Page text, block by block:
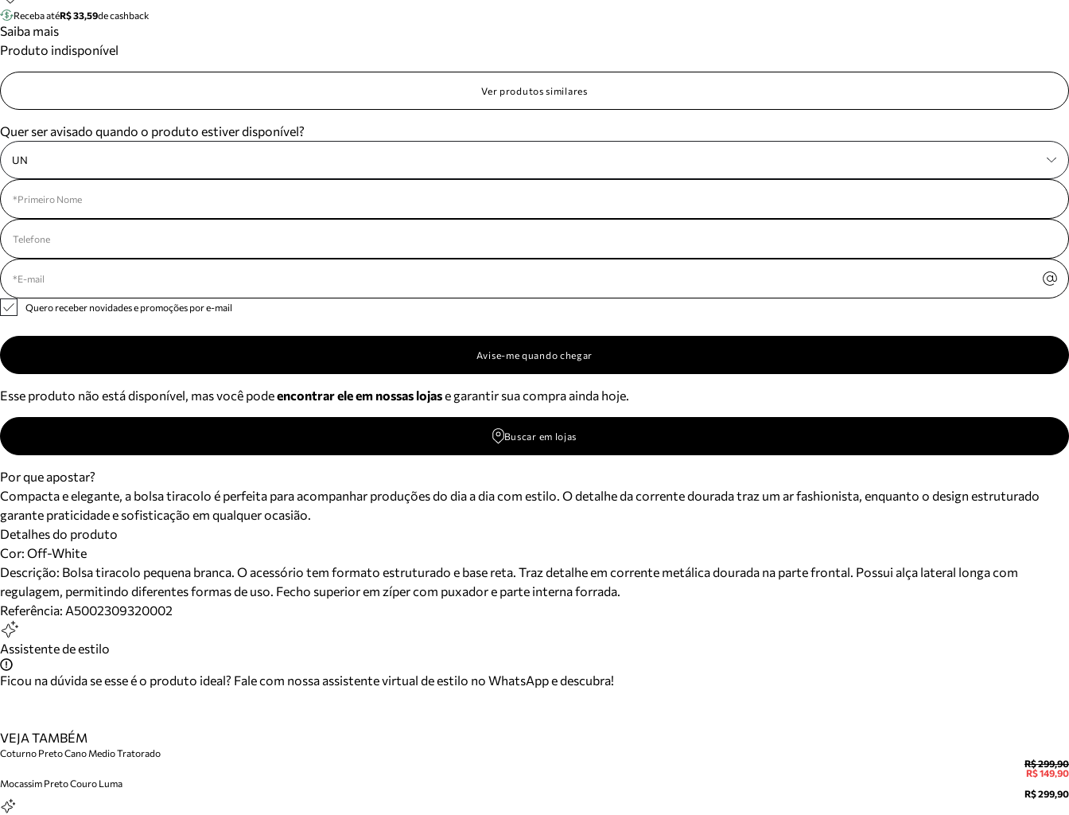
Meus pedidos
seus pedidos e
Receba atéR$ 33,59de cashback
Saiba mais
Produto indisponível
Ver produtos similares
Quer ser avisado quando o produto estiver disponível?
UN
Quero receber novidades e promoções por e-mail
Avise-me quando chegar
Esse produto não está disponível, mas você podeencontrar ele em nossas lojase garantir sua compra ainda hoje.
Buscar em lojas
Por que apostar?
Compacta e elegante, a bolsa tiracolo é perfeita para acompanhar produções do dia a dia com estilo. O detalhe da corrente dourada traz um ar fashionista, enquanto o design estruturado
garante praticidade e sofisticação em qualquer ocasião.
Detalhes do produto
Cor: Off-White
Descrição: Bolsa tiracolo pequena branca. O acessório tem formato estruturado e base reta. Traz detalhe em corrente metálica dourada na parte frontal. Possui alça lateral longa com
regulagem, permitindo diferentes formas de uso. Fecho superior em zíper com puxador e parte interna forrada.
Referência: A5002309320002
Assistente de estilo
Ficou na dúvida se esse é o produto ideal? Fale com nossa assistente virtual de estilo no WhatsApp e descubra!
VEJA TAMBÉM
Coturno Preto Cano Medio Tratorado
R$ 299,90
R$ 149,90
Mocassim Preto Couro Luma
R$ 299,90